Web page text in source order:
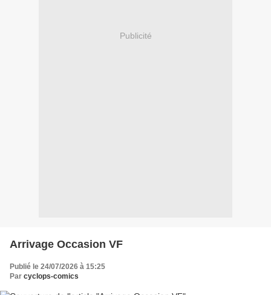
Publicité
Arrivage Occasion VF
Publié le 24/07/2026 à 15:25
Par cyclops-comics